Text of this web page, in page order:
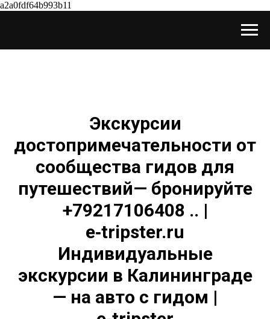
a2a0fdf64b993b11
Экскурсии
достопримечательности от
сообщества гидов для
путешествий— бронируйте
+79217106408 .. |
e‑tripster.ru
Индивидуальные
экскурсии в Калининграде
— на авто с гидом |